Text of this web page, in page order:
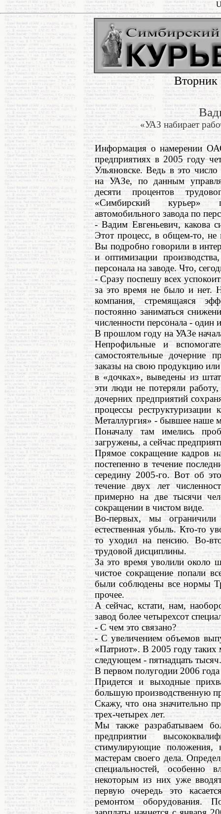
Вторник
«УАЗ набирает
Информация о намерении
предприятиях в 2005 году
Ульяновске. Ведь в это
на УАЗе, по данным
десяти процентов
«Симбирский курьер»
автомобильного завода по
- Вадим Евгеньевич, какова
Этот процесс, в общем-то,
Вы подробно говорили в
и оптимизации
персонала на заводе. Что,
- Сразу поспешу всех
за это время не было и нет.
компания, стремящаяся
постоянно заниматься
численности персонала - один
В прошлом году на УАЗе
Непрофильные и
самостоятельные дочерние
заказы на свою продукцию
в «дочках», выведены из
эти люди не потеряли
дочерних предприятий
процессы
Металлургия» - бывшее наше
Поначалу там имелись
загружены, а сейчас
Прямое сокращение кадров
постепенно в течение
середину 2005-го. Вот об
течение двух лет
примерно на две тысячи
сокращении в чистом виде.
Во-первых, мы
естественная убыль. Кто-то
то уходил на пенсию. Во-
трудовой дисциплины.
За это время уволили около
чистое сокращение попали
были соблюдены все нормы
прочее.
А сейчас, кстати, нам,
завод более четырехсот
- С чем это связано?
- С увеличением объемов
«Патриот». В 2005 году таких
следующем - пятнадцать тысяч.
В первом полугодии 2006
Придется и выходные
большую производственную
Скажу, что она значительно
трех-четырех лет.
Мы также разрабатываем
предприятии
стимулирующие положения,
мастерам своего дела.
специальностей,
некоторым из них уже
первую очередь это
ремонтом оборудования.